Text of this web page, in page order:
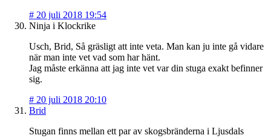
# 20 juli 2018 19:54
Ninja i Klockrike
Usch, Brid, Så gräsligt att inte veta. Man kan ju inte gå vidare
när man inte vet vad som har hänt.
Jag måste erkänna att jag inte vet var din stuga exakt befinner
sig.
# 20 juli 2018 20:10
Brid
Stugan finns mellan ett par av skogsbränderna i Ljusdals